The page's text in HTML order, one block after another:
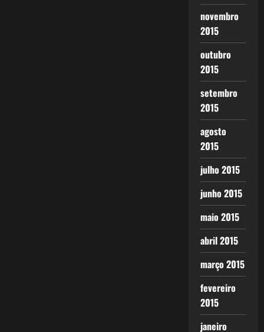
novembro
2015
outubro
2015
setembro
2015
agosto
2015
julho 2015
junho 2015
maio 2015
abril 2015
março 2015
fevereiro
2015
janeiro